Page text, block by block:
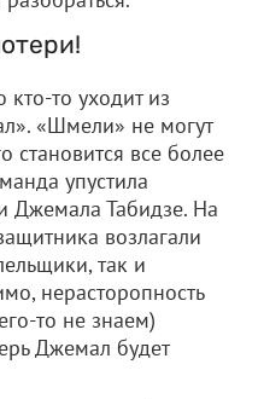
то уходит из
«Шмели» не могут
становится все более
упустила
Джемала Табидзе. На
возлагали
так и
нерасторопность
то не знаем)
Джемал будет